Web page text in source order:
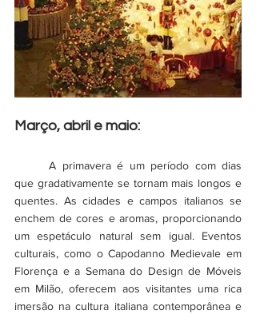
Março, abril e maio:
	A primavera é um período com dias
que gradativamente se tornam mais longos e
quentes. As cidades e campos italianos se
enchem de cores e aromas, proporcionando
um espetáculo natural sem igual. Eventos
culturais, como o Capodanno Medievale em
Florença e a Semana do Design de Móveis
em Milão, oferecem aos visitantes uma rica
imersão na cultura italiana contemporânea e